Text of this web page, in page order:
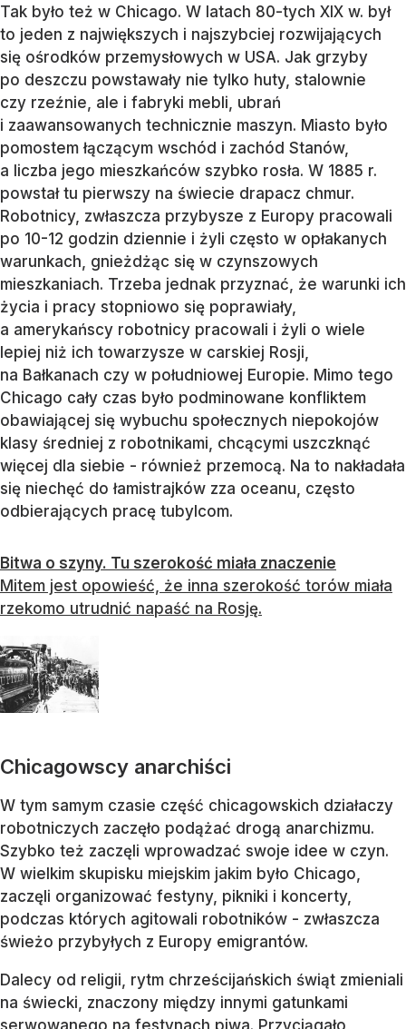
Tak było też w Chicago. W latach 80-tych XIX w. był
to jeden z największych i najszybciej rozwijających
się ośrodków przemysłowych w USA. Jak grzyby
po deszczu powstawały nie tylko huty, stalownie
czy rzeźnie, ale i fabryki mebli, ubrań
i zaawansowanych technicznie maszyn. Miasto było
pomostem łączącym wschód i zachód Stanów,
a liczba jego mieszkańców szybko rosła. W 1885 r.
powstał tu pierwszy na świecie drapacz chmur.
Robotnicy, zwłaszcza przybysze z Europy pracowali
po 10-12 godzin dziennie i żyli często w opłakanych
warunkach, gnieżdżąc się w czynszowych
mieszkaniach. Trzeba jednak przyznać, że warunki ich
życia i pracy stopniowo się poprawiały,
a amerykańscy robotnicy pracowali i żyli o wiele
lepiej niż ich towarzysze w carskiej Rosji,
na Bałkanach czy w południowej Europie. Mimo tego
Chicago cały czas było podminowane konfliktem
obawiającej się wybuchu społecznych niepokojów
klasy średniej z robotnikami, chcącymi uszczknąć
więcej dla siebie - również przemocą. Na to nakładała
się niechęć do łamistrajków zza oceanu, często
odbierających pracę tubylcom.
Bitwa o szyny. Tu szerokość miała znaczenie
Mitem jest opowieść, że inna szerokość torów miała
rzekomo utrudnić napaść na Rosję.
Chicagowscy anarchiści
W tym samym czasie część chicagowskich działaczy
robotniczych zaczęło podążać drogą anarchizmu.
Szybko też zaczęli wprowadzać swoje idee w czyn.
W wielkim skupisku miejskim jakim było Chicago,
zaczęli organizować festyny, pikniki i koncerty,
podczas których agitowali robotników - zwłaszcza
świeżo przybyłych z Europy emigrantów.
Dalecy od religii, rytm chrześcijańskich świąt zmieniali
na świecki, znaczony między innymi gatunkami